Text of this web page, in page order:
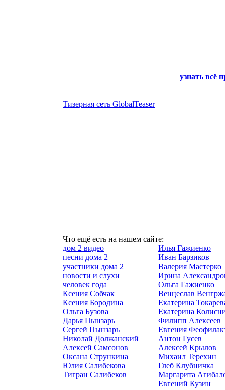
узнать всё
Тизерная сеть GlobalTeaser
Что ещё есть на нашем сайте:
дом 2 видео
песни дома 2
участники дома 2
новости и слухи
человек года
Ксения Собчак
Ксения Бородина
Ольга Бузова
Дарья Пынзарь
Сергей Пынзарь
Николай Должанский
Алексей Самсонов
Оксана Стрункина
Юлия Салибекова
Тигран Салибеков
Илья Гажиенко
Иван Барзиков
Валерия Мастерко
Ирина
Ольга Гажиенко
Венцеслав
Екатерина
Екатерина
Филипп Алексеев
Евгения
Антон Гусев
Алексей Крылов
Михаил Терехин
Глеб Клубничка
Маргарита
Евгений Кузин